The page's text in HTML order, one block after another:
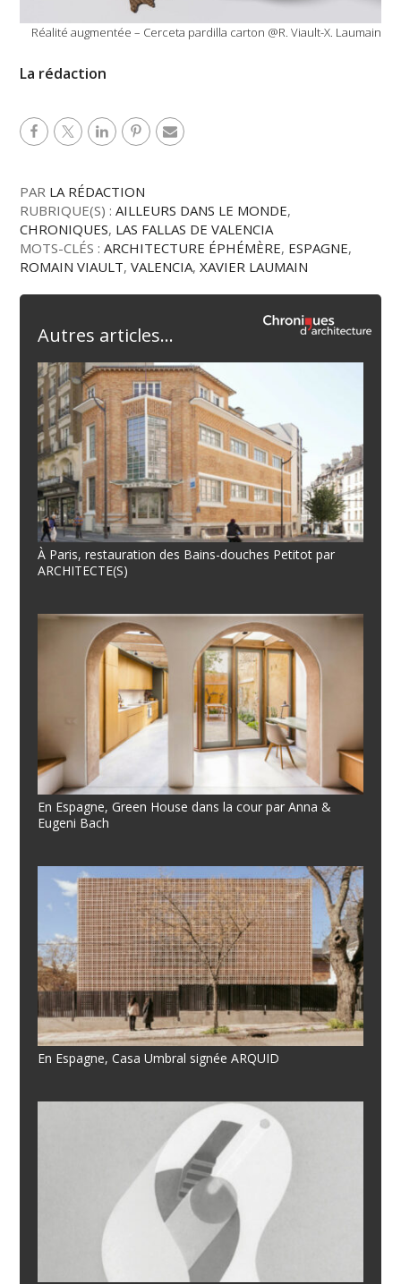
Réalité augmentée – Cerceta pardilla carton @R. Viault-X. Laumain
La rédaction
PAR LA RÉDACTION
RUBRIQUE(S) :AILLEURS DANS LE MONDE,
CHRONIQUES, LAS FALLAS DE VALENCIA
MOTS-CLÉS :ARCHITECTURE ÉPHÉMÈRE, ESPAGNE,
ROMAIN VIAULT,VALENCIA,XAVIER LAUMAIN
Autres articles...
À Paris, restauration des Bains-douches Petitot par
ARCHITECTE(S)
En Espagne, Green House dans la cour par Anna &
Eugeni Bach
En Espagne, Casa Umbral signée ARQUID